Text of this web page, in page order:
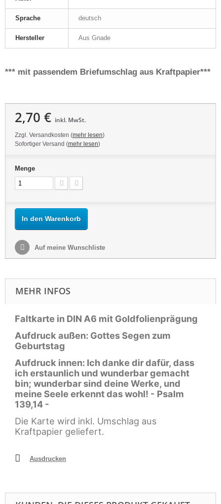
Sprache deutsch
Hersteller Aus Gnade
*** mit passendem Briefumschlag aus Kraftpapier***
2,70 € inkl. MwSt.
Zzgl. Versandkosten (mehr lesen)
Sofortiger Versand (mehr lesen)
Menge
In den Warenkorb
Auf meine Wunschliste
MEHR INFOS
Faltkarte in DIN A6 mit Goldfolienprägung
Aufdruck außen: Gottes Segen zum
Geburtstag
Aufdruck innen: Ich danke dir dafür, dass
ich erstaunlich und wunderbar gemacht
bin; wunderbar sind deine Werke, und
meine Seele erkennt das wohl! - Psalm
139,14 -
Die Karte wird inkl. Umschlag aus
Kraftpapier geliefert.
Ausdrucken